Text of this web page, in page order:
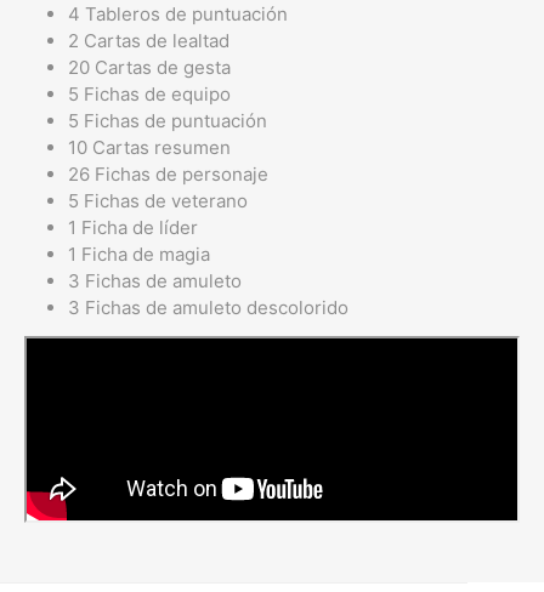
4 Tableros de puntuación
2 Cartas de lealtad
20 Cartas de gesta
5 Fichas de equipo
5 Fichas de puntuación
10 Cartas resumen
26 Fichas de personaje
5 Fichas de veterano
1 Ficha de líder
1 Ficha de magia
3 Fichas de amuleto
3 Fichas de amuleto descolorido